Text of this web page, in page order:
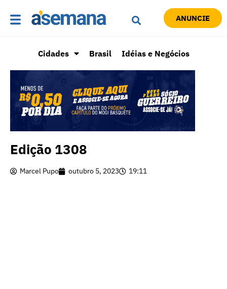
ANUNCIE
Cidades Brasil Idéias e Negócios
Edição 1308
Marcel Pupo outubro 5, 2023 19:11